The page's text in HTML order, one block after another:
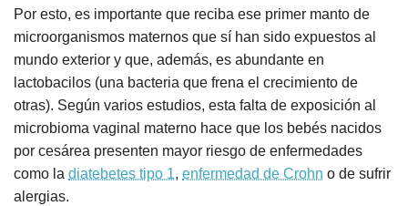
Por esto, es importante que reciba ese primer manto de
microorganismos maternos que sí han sido expuestos al
mundo exterior y que, además, es abundante en
lactobacilos (una bacteria que frena el crecimiento de
otras). Según varios estudios, esta falta de exposición al
microbioma vaginal materno hace que los bebés nacidos
por cesárea presenten mayor riesgo de enfermedades
como la diatebetes tipo 1, enfermedad de Crohn o de sufrir
alergias.